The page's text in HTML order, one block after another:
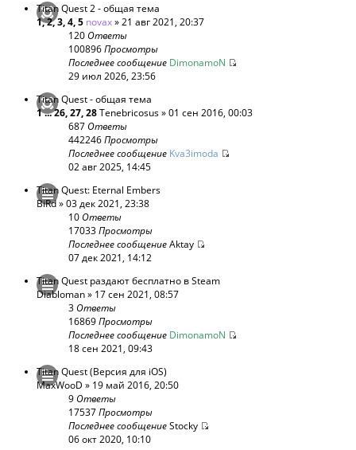
Titan Quest 2 - общая тема
1,2,3,4,5 novax» 21 авг 2021, 20:37
120Ответы
100896Просмотры
Последнее сообщение DimonamoN
29 июл 2026, 23:56
Titan Quest - общая тема
1...26,27,28Tenebricosus» 01 сен 2016, 00:03
687Ответы
442246Просмотры
Последнее сообщение Kva3imoda
02 авг 2025, 14:45
Titan Quest: Eternal Embers
BiRd» 03 дек 2021, 23:38
10Ответы
17033Просмотры
Последнее сообщениеAktay
07 дек 2021, 14:12
Titan Quest раздают бесплатно в Steam
Diabloman» 17 сен 2021, 08:57
3Ответы
16869Просмотры
Последнее сообщение DimonamoN
18 сен 2021, 09:43
Titan Quest (Версия для iOS)
MaxWooD » 19 май 2016, 20:50
9Ответы
17537Просмотры
Последнее сообщениеStocky
06 окт 2020, 10:10